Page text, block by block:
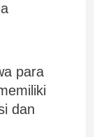
para
dan